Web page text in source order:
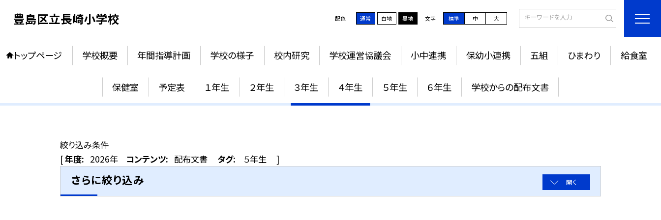
豊島区立長崎小学校 配色 通常 白地 黒地 文字 標準 中 大
トップページ 学校概要 年間指導計画 学校の様子 校内研究 学校運営協議会 小中連携 保幼小連携 五組 ひまわり 給食室
保健室 予定表 １年生 ２年生 ３年生 ４年生 ５年生 ６年生 学校からの配布文書
５年生
絞り込み条件
[年度: 2026年 コンテンツ: 配布文書 タグ: ５年生 ]
さらに絞り込み 開く